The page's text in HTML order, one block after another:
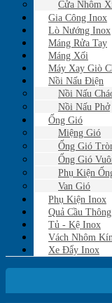
Cửa Nhôm
Gia Công Inox
Lò Nướng Inox
Máng Rửa Tay
Máng Xối
Máy Xay Giò
Nồi Nấu Điện
Nồi Nấu
Nồi Nấu Phở
Ống Gió
Miệng Gió
Ống Gió
Ống Gió
Phụ Kiện
Van Gió
Phụ Kiện Inox
Quả Cầu
Tủ - Kệ Inox
Vách Nhôm
Xe Đẩy Inox